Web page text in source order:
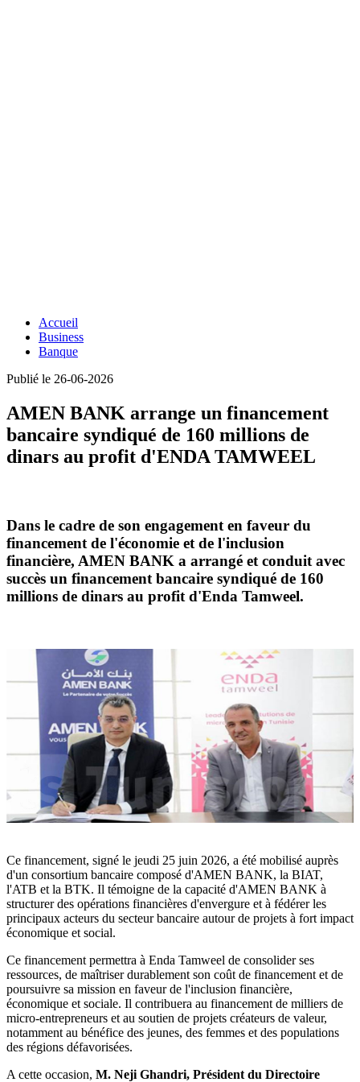
Accueil
Business
Banque
Publié le 26-06-2026
AMEN BANK arrange un financement
bancaire syndiqué de 160 millions de
dinars au profit d'ENDA TAMWEEL
Dans le cadre de son engagement en faveur du
financement de l'économie et de l'inclusion
financière, AMEN BANK a arrangé et conduit avec
succès un financement bancaire syndiqué de 160
millions de dinars au profit d'Enda Tamweel.
Ce financement, signé le jeudi 25 juin 2026, a été mobilisé auprès
d'un consortium bancaire composé d'AMEN BANK, la BIAT,
l'ATB et la BTK. Il témoigne de la capacité d'AMEN BANK à
structurer des opérations financières d'envergure et à fédérer les
principaux acteurs du secteur bancaire autour de projets à fort impact
économique et social.
Ce financement permettra à Enda Tamweel de consolider ses
ressources, de maîtriser durablement son coût de financement et de
poursuivre sa mission en faveur de l'inclusion financière,
économique et sociale. Il contribuera au financement de milliers de
micro-entrepreneurs et au soutien de projets créateurs de valeur,
notamment au bénéfice des jeunes, des femmes et des populations
des régions défavorisées.
A cette occasion, M. Neji Ghandri, Président du Directoire